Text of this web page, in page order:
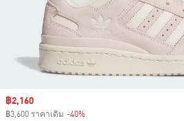
Sale price
฿2,160
฿3,600 ราคาเดิม -40%